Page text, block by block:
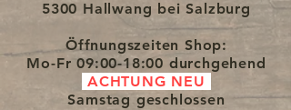
5300 Hallwang bei Salzburg
Öffnungszeiten Shop:
Mo-Fr 09:00-18:00 durchgehend
ACHTUNG NEU
Samstag geschlossen